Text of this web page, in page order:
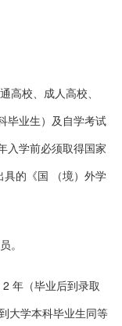
高校、成人高校、
毕业生）及自学考试
入学前必须取得国家
的《国 （境）外学
。
年（毕业后到录取
大学本科毕业生同等